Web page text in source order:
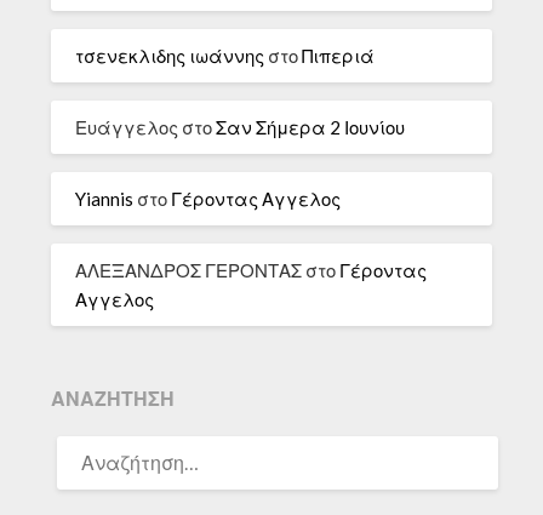
τσενεκλιδης ιωάννης στοΠιπεριά
Ευάγγελος στοΣαν Σήμερα 2 Ιουνίου
Yiannis στο Γέροντας Αγγελος
ΑΛΕΞΑΝΔΡΟΣ ΓΕΡΟΝΤΑΣ στο Γέροντας
Αγγελος
ΑΝΑΖΉΤΗΣΗ
ΓΙΑ: